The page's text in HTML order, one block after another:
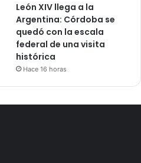
León XIV llega a la
Argentina: Córdoba se
quedó con la escala
federal de una visita
histórica
Hace 16 horas